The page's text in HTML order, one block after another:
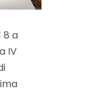
8 a
IV